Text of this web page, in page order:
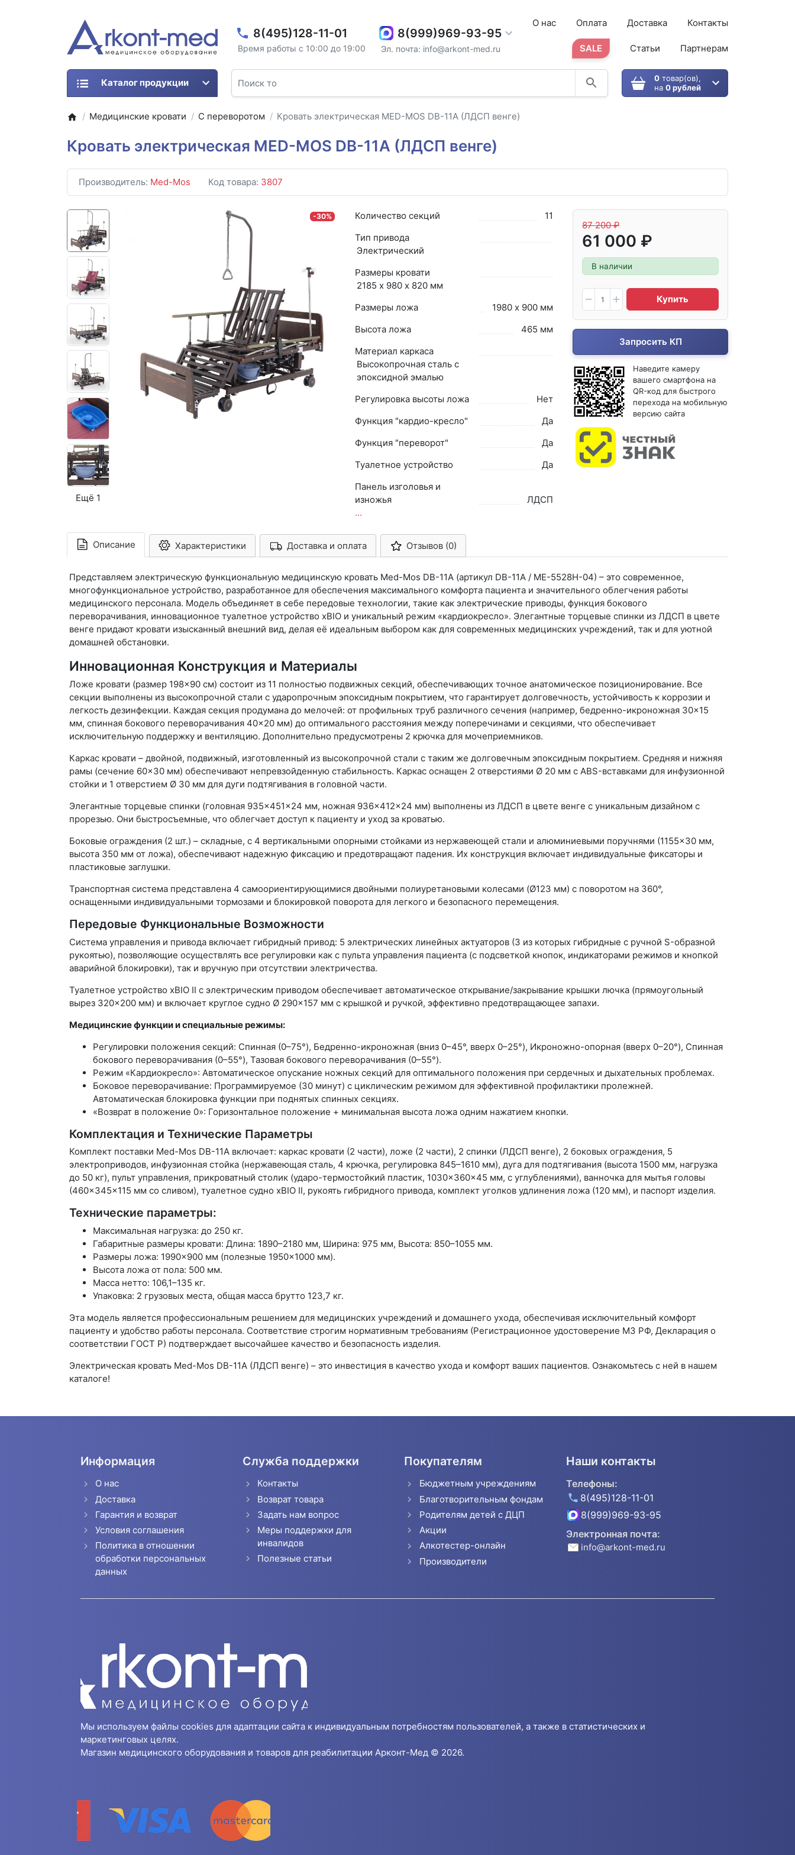
8(495)128-11-01
Время работы с 10:00 до 19:00
8(999)969-93-95
Эл. почта: info@arkont-med.ru
О нас Оплата Доставка Контакты
SALE Статьи Партнерам
0товар(ов),
на 0 рублей
Каталог продукции
Медицинские кровати С переворотом Кровать электрическая MED-MOS DB-11А (ЛДСП венге)
Кровать электрическая MED-MOS DB-11А (ЛДСП венге)
Производитель: Med-Mos Код товара: 3807
Ещё 1
-30%
87 200 ₽
61 000 ₽
В наличии
Купить
Запросить КП
Наведите камеру
вашего смартфона на
QR-код для быстрого
перехода на мобильную
версию сайта
Количество секций
11
Тип привода
Электрический
Размеры кровати
2185 х 980 x 820 мм
Размеры ложа
1980 х 900 мм
Высота ложа
465 мм
Материал каркаса
Высокопрочная сталь с
эпоксидной эмалью
Регулировка высоты ложа
Нет
Функция "кардио-кресло"
Да
Функция "переворот"
Да
Туалетное устройство
Да
Панель изголовья и
изножья
ЛДСП
...
Описание Характеристики Арконт-Мед Доставка и оплата Отзывов (0)
Представляем электрическую функциональную медицинскую кровать Med-Mos DB-11А (артикул DB-11А / МЕ-5528Н-04) – это современное,
многофункциональное устройство, разработанное для обеспечения максимального комфорта пациента и значительного облегчения работы
медицинского персонала. Модель объединяет в себе передовые технологии, такие как электрические приводы, функция бокового
переворачивания, инновационное туалетное устройство xBIO и уникальный режим «кардиокресло». Элегантные торцевые спинки из ЛДСП в цвете
венге придают кровати изысканный внешний вид, делая её идеальным выбором как для современных медицинских учреждений, так и для уютной
домашней обстановки.
Инновационная Конструкция и Материалы
Ложе кровати (размер 198×90 см) состоит из 11 полностью подвижных секций, обеспечивающих точное анатомическое позиционирование. Все
секции выполнены из высокопрочной стали с ударопрочным эпоксидным покрытием, что гарантирует долговечность, устойчивость к коррозии и
легкость дезинфекции. Каждая секция продумана до мелочей: от профильных труб различного сечения (например, бедренно-икроножная 30×15
мм, спинная бокового переворачивания 40×20 мм) до оптимального расстояния между поперечинами и секциями, что обеспечивает
исключительную поддержку и вентиляцию. Дополнительно предусмотрены 2 крючка для мочеприемников.
Каркас кровати – двойной, подвижный, изготовленный из высокопрочной стали с таким же долговечным эпоксидным покрытием. Средняя и нижняя
рамы (сечение 60×30 мм) обеспечивают непревзойденную стабильность. Каркас оснащен 2 отверстиями Ø 20 мм с ABS-вставками для инфузионной
стойки и 1 отверстием Ø 30 мм для дуги подтягивания в головной части.
Элегантные торцевые спинки (головная 935×451×24 мм, ножная 936×412×24 мм) выполнены из ЛДСП в цвете венге с уникальным дизайном с
прорезью. Они быстросъемные, что облегчает доступ к пациенту и уход за кроватью.
Боковые ограждения (2 шт.) – складные, с 4 вертикальными опорными стойками из нержавеющей стали и алюминиевыми поручнями (1155×30 мм,
высота 350 мм от ложа), обеспечивают надежную фиксацию и предотвращают падения. Их конструкция включает индивидуальные фиксаторы и
пластиковые заглушки.
Транспортная система представлена 4 самоориентирующимися двойными полиуретановыми колесами (Ø123 мм) с поворотом на 360°,
оснащенными индивидуальными тормозами и блокировкой поворота для легкого и безопасного перемещения.
Передовые Функциональные Возможности
Система управления и привода включает гибридный привод: 5 электрических линейных актуаторов (3 из которых гибридные с ручной S-образной
рукоятью), позволяющие осуществлять все регулировки как с пульта управления пациента (с подсветкой кнопок, индикаторами режимов и кнопкой
аварийной блокировки), так и вручную при отсутствии электричества.
Туалетное устройство xBIO II с электрическим приводом обеспечивает автоматическое открывание/закрывание крышки лючка (прямоугольный
вырез 320×200 мм) и включает круглое судно Ø 290×157 мм с крышкой и ручкой, эффективно предотвращающее запахи.
Медицинские функции и специальные режимы:
Регулировки положения секций: Спинная (0–75°), Бедренно-икроножная (вниз 0–45°, вверх 0–25°), Икроножно-опорная (вверх 0–20°), Спинная
бокового переворачивания (0–55°), Тазовая бокового переворачивания (0–55°).
Режим «Кардиокресло»: Автоматическое опускание ножных секций для оптимального положения при сердечных и дыхательных проблемах.
Боковое переворачивание: Программируемое (30 минут) с циклическим режимом для эффективной профилактики пролежней.
Автоматическая блокировка функции при поднятых спинных секциях.
«Возврат в положение 0»: Горизонтальное положение + минимальная высота ложа одним нажатием кнопки.
Комплектация и Технические Параметры
Комплект поставки Med-Mos DB-11А включает: каркас кровати (2 части), ложе (2 части), 2 спинки (ЛДСП венге), 2 боковых ограждения, 5
электроприводов, инфузионная стойка (нержавеющая сталь, 4 крючка, регулировка 845–1610 мм), дуга для подтягивания (высота 1500 мм, нагрузка
до 50 кг), пульт управления, прикроватный столик (ударо-термостойкий пластик, 1030×360×45 мм, с углублениями), ванночка для мытья головы
(460×345×115 мм со сливом), туалетное судно xBIO II, рукоять гибридного привода, комплект уголков удлинения ложа (120 мм), и паспорт изделия.
Технические параметры:
Максимальная нагрузка: до 250 кг.
Габаритные размеры кровати: Длина: 1890–2180 мм, Ширина: 975 мм, Высота: 850–1055 мм.
Размеры ложа: 1990×900 мм (полезные 1950×1000 мм).
Высота ложа от пола: 500 мм.
Масса нетто: 106,1–135 кг.
Упаковка: 2 грузовых места, общая масса брутто 123,7 кг.
Эта модель является профессиональным решением для медицинских учреждений и домашнего ухода, обеспечивая исключительный комфорт
пациенту и удобство работы персонала. Соответствие строгим нормативным требованиям (Регистрационное удостоверение МЗ РФ, Декларация о
соответствии ГОСТ Р) подтверждает высочайшее качество и безопасность изделия.
Электрическая кровать Med-Mos DB-11А (ЛДСП венге) – это инвестиция в качество ухода и комфорт ваших пациентов. Ознакомьтесь с ней в нашем
каталоге!
Информация
О нас
Доставка
Гарантия и возврат
Условия соглашения
Политика в отношении
обработки персональных
данных
Служба поддержки
Контакты
Возврат товара
Задать нам вопрос
Меры поддержки для
инвалидов
Полезные статьи
Покупателям
Бюджетным учреждениям
Благотворительным фондам
Родителям детей с ДЦП
Акции
Алкотестер-онлайн
Производители
Наши контакты
Телефоны:
8(495)128-11-01
8(999)969-93-95
Электронная почта:
info@arkont-med.ru
Мы используем файлы cookies для адаптации сайта к индивидуальным потребностям пользователей, а также в статистических и
маркетинговых целях.
Магазин медицинского оборудования и товаров для реабилитации Арконт-Мед © 2026.